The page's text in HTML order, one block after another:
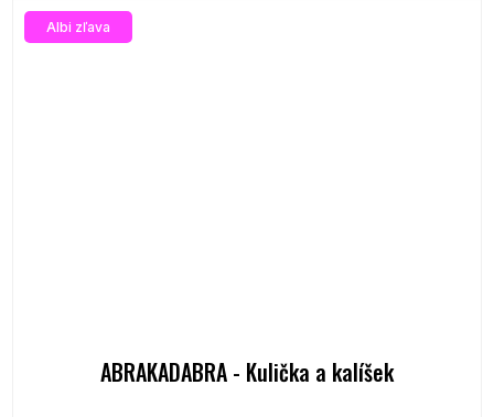
Albi zľava
ABRAKADABRA - Kulička a kalíšek